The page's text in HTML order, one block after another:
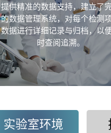
提供精准的数据支持，建立了
的数据管理系统，对每个检测
数据进行详细记录与归档，以
时查阅追溯。
实验室环境